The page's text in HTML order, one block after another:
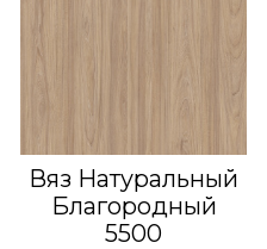
Вяз Натуральный
Благородный
5500